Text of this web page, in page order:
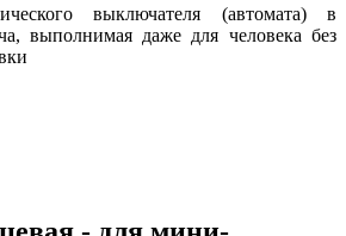
выключателя (автомата) в
выполнимая даже для человека без